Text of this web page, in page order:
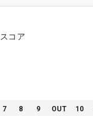
コア
7 8 9 OUT 10